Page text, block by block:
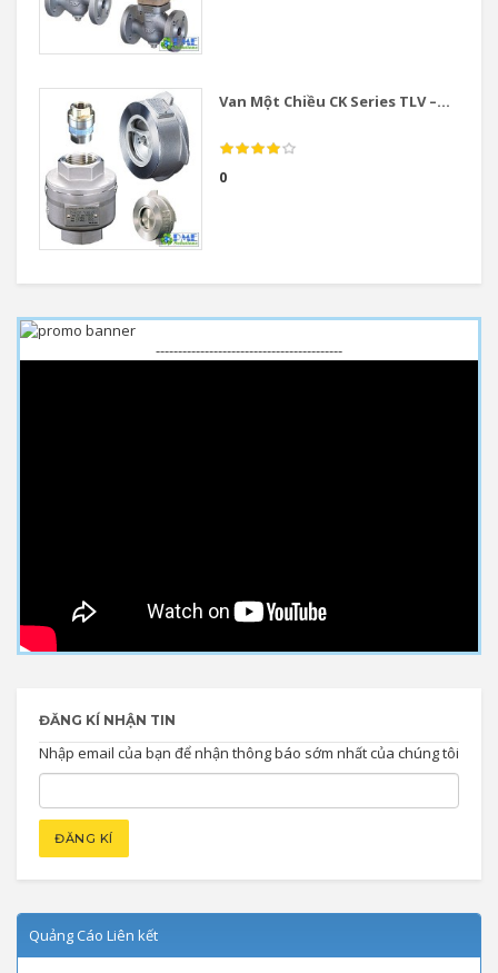
Van Một Chiều CK Series TLV –...
0
------------------------------------------
ĐĂNG KÍ NHẬN TIN
Nhập email của bạn để nhận thông báo sớm nhất của chúng tôi
Quảng Cáo Liên kết